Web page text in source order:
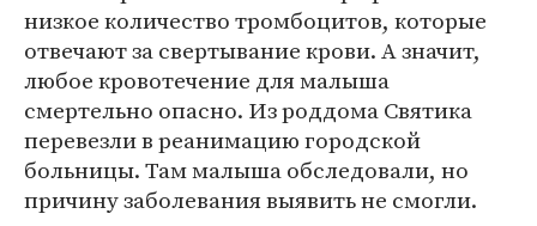
низкое количество тромбоцитов, которые
отвечают за свертывание крови. А значит,
любое кровотечение для малыша
смертельно опасно. Из роддома Святика
перевезли в реанимацию городской
больницы. Там малыша обследовали, но
причину заболевания выявить не смогли.